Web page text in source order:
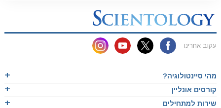
עקוב אחרינו
מהי סיינטולוגיה?
קורסים אונליין
שירות למתחילים